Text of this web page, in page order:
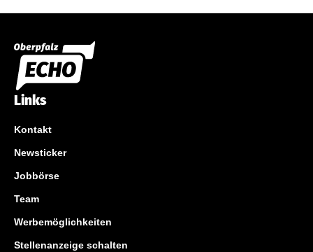
Links
Kontakt
Newsticker
Jobbörse
Team
Werbemöglichkeiten
Stellenanzeige schalten